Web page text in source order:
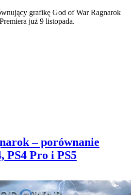
grafikę God of War Ragnarok
już 9 listopada.
– porównanie
PS4 Pro i PS5